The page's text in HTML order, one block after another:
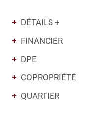
DÉTAILS +
FINANCIER
DPE
COPROPRIÉTÉ
QUARTIER